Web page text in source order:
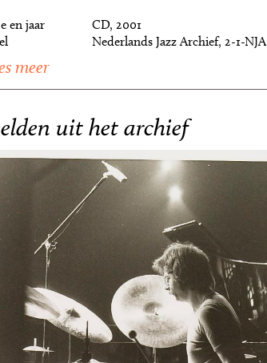
en jaar
CD, 2001
Nederlands Jazz Archief, 2-1-NJA
meer
uit het archief